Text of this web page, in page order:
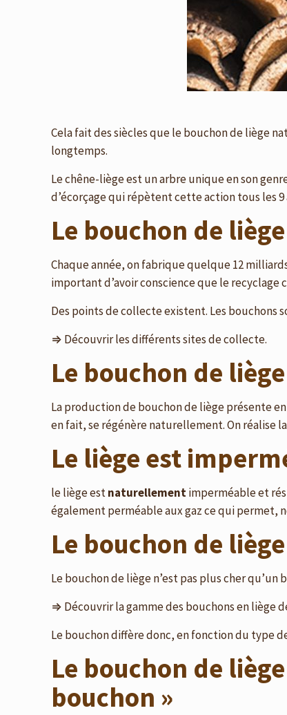
Cela fait des siècles que le bouchon de liège
longtemps.
Le chêne-liège est un arbre unique en son
d’écorçage qui répètent cette action tous les
Le bouchon de
Chaque année, on fabrique quelque 12
important d’avoir conscience que le recyclage
Des points de collecte existent. Les bouchons
⇒ Découvrir les différents sites de collecte.
Le bouchon de
La production de bouchon de liège présente
en fait, se régénère naturellement. On réalise la
Le liège est
le liège estnaturellementimperméable et
également perméable aux gaz ce qui permet,
Le bouchon de
Le bouchon de liège n’est pas plus cher
⇒ Découvrir la gamme des bouchons en liège
Le bouchon diffère donc, en fonction du type
Le bouchon de
bouchon »